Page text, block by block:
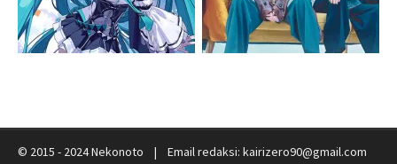
© 2015 - 2024 Nekonoto | Email redaksi: kairizero90@gmail.com